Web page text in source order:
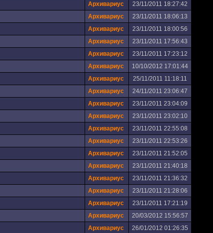
Архивариус
23/11/2011 18:27:42
Архивариус
23/11/2011 18:06:13
Архивариус
23/11/2011 18:00:56
Архивариус
23/11/2011 17:56:43
Архивариус
23/11/2011 17:23:12
Архивариус
10/10/2012 17:01:44
Архивариус
25/11/2011 11:18:11
Архивариус
24/11/2011 23:06:47
Архивариус
23/11/2011 23:04:09
Архивариус
23/11/2011 23:02:10
Архивариус
23/11/2011 22:55:08
Архивариус
23/11/2011 22:53:26
Архивариус
23/11/2011 21:52:05
Архивариус
23/11/2011 21:40:18
Архивариус
23/11/2011 21:36:32
Архивариус
23/11/2011 21:28:06
Архивариус
23/11/2011 17:21:19
Архивариус
20/03/2012 15:56:57
Архивариус
26/01/2012 01:26:35